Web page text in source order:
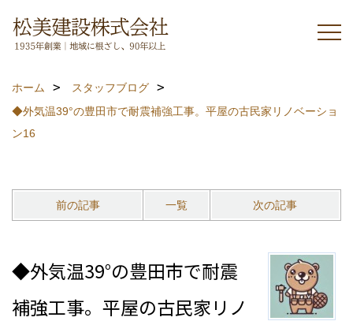
ホーム
スタッフブログ
◆外気温39°の豊田市で耐震補強工事。平屋の古民家リノベーショ
ン16
前の記事 一覧 次の記事
◆外気温39°の豊田市で耐震
補強工事。平屋の古民家リノ